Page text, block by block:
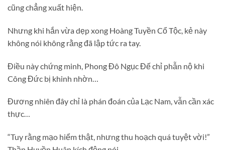
cũng chẳng xuất hiện.
Nhưng khi hắn vừa dẹp xong Hoàng Tuyền Cổ Tộc, kẻ này
không nói không rằng đã lập tức ra tay.
Điều này chứng minh, Phong Đô Ngục Đế chỉ phẫn nộ khi
Công Đức bị khinh nhờn…
Đương nhiên đây chỉ là phán đoán của Lạc Nam, vẫn cần xác
thực…
“Tuy rằng mạo hiểm thật, nhưng thu hoạch quá tuyệt vời!”